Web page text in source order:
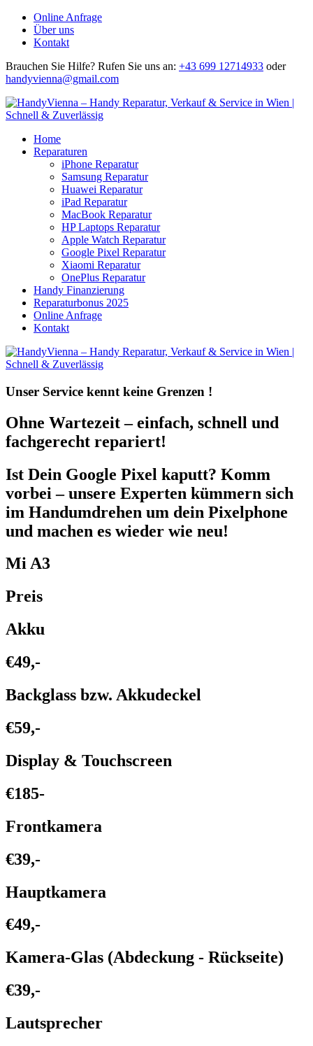
Online Anfrage
Über uns
Kontakt
Brauchen Sie Hilfe? Rufen Sie uns an: +43 699 12714933 oder
handyvienna@gmail.com
Home
Reparaturen
iPhone Reparatur
Samsung Reparatur
Huawei Reparatur
iPad Reparatur
MacBook Reparatur
HP Laptops Reparatur
Apple Watch Reparatur
Google Pixel Reparatur
Xiaomi Reparatur
OnePlus Reparatur
Handy Finanzierung
Reparaturbonus 2025
Online Anfrage
Kontakt
Unser Service kennt keine Grenzen !
Ohne Wartezeit – einfach, schnell und
fachgerecht repariert!
Ist Dein Google Pixel kaputt? Komm
vorbei – unsere Experten kümmern sich
im Handumdrehen um dein Pixelphone
und machen es wieder wie neu!
Mi A3
Preis
Akku
€49,-
Backglass bzw. Akkudeckel
€59,-
Display & Touchscreen
€185-
Frontkamera
€39,-
Hauptkamera
€49,-
Kamera-Glas (Abdeckung - Rückseite)
€39,-
Lautsprecher